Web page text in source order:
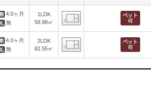
4.0ヶ月
無
1LDK
58.98㎡
間取り表示
4.0ヶ月
無
2LDK
82.55㎡
間取り表示